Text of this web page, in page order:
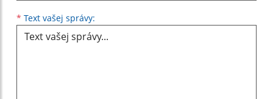
* Text vašej správy: